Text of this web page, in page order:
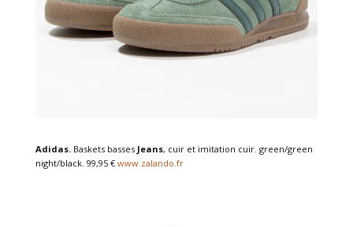
Adidas. Baskets basses Jeans, cuir et imitation cuir. green/green
night/black. 99,95 € www.zalando.fr